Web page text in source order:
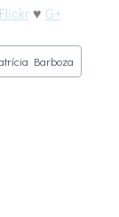
Flickr ♥ G+
Barboza